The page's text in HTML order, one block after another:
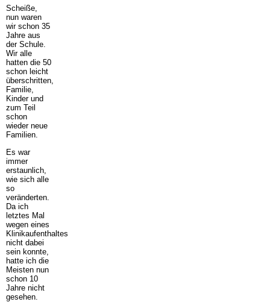
Scheiße,
nun waren
wir schon 35
Jahre aus
der Schule.
Wir alle
hatten die 50
schon leicht
überschritten,
Familie,
Kinder und
zum Teil
schon
wieder neue
Familien.
Es war
immer
erstaunlich,
wie sich alle
so
veränderten.
Da ich
letztes Mal
wegen eines
Klinikaufenthaltes
nicht dabei
sein konnte,
hatte ich die
Meisten nun
schon 10
Jahre nicht
gesehen.